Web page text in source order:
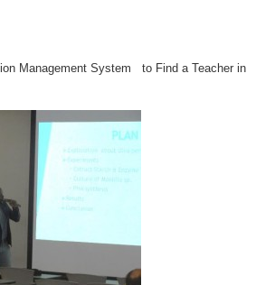
Management System to Find a Teacher in